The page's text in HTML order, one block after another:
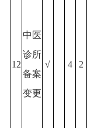
12
中医
诊所
备案
变更
√ 4 2